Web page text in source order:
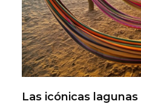
Las icónicas lagunas